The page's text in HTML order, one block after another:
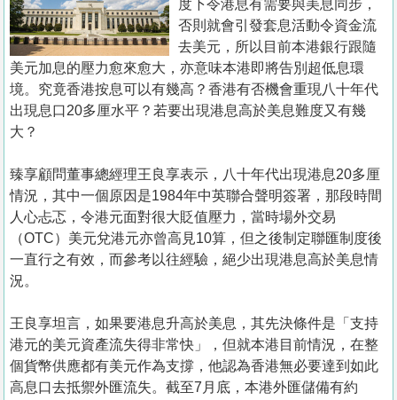
業
手
冊
關
於
們
度下令港息有需要與美息同步，
否則就會引發套息活動令資金流
去美元，所以目前本港銀行跟隨
美元加息的壓力愈來愈大，亦意味本港即將告別超低息環
境。究竟香港按息可以有幾高？香港有否機會重現八十年代
出現息口20多厘水平？若要出現港息高於美息難度又有幾
大？
臻享顧問董事總經理王良享表示，八十年代出現港息20多厘
情況，其中一個原因是1984年中英聯合聲明簽署，那段時間
人心忐忑，令港元面對很大貶值壓力，當時場外交易
（OTC）美元兌港元亦曾高見10算，但之後制定聯匯制度後
一直行之有效，而參考以往經驗，絕少出現港息高於美息情
況。
王良享坦言，如果要港息升高於美息，其先決條件是「支持
港元的美元資產流失得非常快」，但就本港目前情況，在整
個貨幣供應都有美元作為支撐，他認為香港無必要達到如此
高息口去抵禦外匯流失。截至7月底，本港外匯儲備有約